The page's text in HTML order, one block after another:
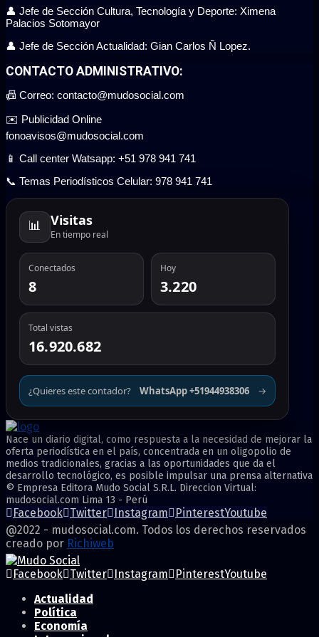
👤 Jefe de Sección Cultura, Tecnología y Deporte: Ximena
Palacios Sotomayor
👤 Jefe de Sección Actualidad: Gian Carlos Ñ Lopez.
CONTACTO ADMINISTRATIVO:
📠 Correo: contacto@mudosocial.com
✉️ Publicidad Online
fonoavisos@mudosocial.com
📱 Call center Watsapp: +51 978 941 741
📞 Temas Periodísticos Celular: 978 941 741
📊 Visitas
En tiempo real
Conectados
8
Hoy
3.220
Total vistas
16.920.682
¿Quieres este contador? WhatsApp +51944938306 →
Nace un diario digital, como respuesta a la necesidad de mejorar la
oferta periodística en el país, concentrada en un oligopolio de
medios tradicionales, gracias a las oportunidades que da el
desarrollo tecnológico, es posible impulsar una prensa alternativa
© Empresa Editora Mudo Social S.R.L. Direccion Virtual:
mudosocial.com Lima 13 - Perú
Facebook Twitter Instagram PinterestYoutube
@2022 - mudosocial.com. Todos los derechos reservados
creado por Richiweb
Facebook Twitter Instagram PinterestYoutube
Actualidad
Política
Economía